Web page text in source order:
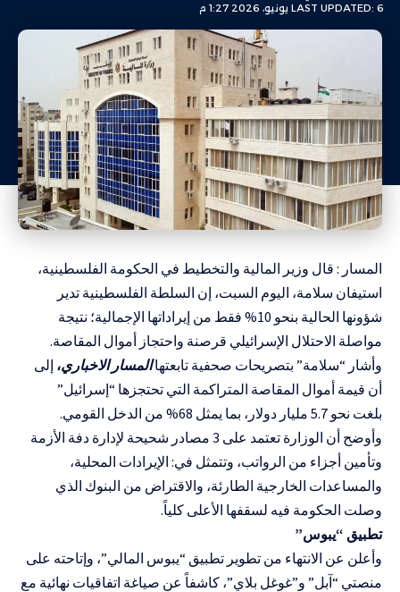
LAST UPDATED: 6 يونيو، 2026 1:27 م
المسار : قال وزير المالية والتخطيط في الحكومة الفلسطينية،
استيفان سلامة، اليوم السبت، إن السلطة الفلسطينية تدير
شؤونها الحالية بنحو 10% فقط من إيراداتها الإجمالية؛ نتيجة
مواصلة الاحتلال الإسرائيلي قرصنة واحتجاز أموال المقاصة.
وأشار “سلامة” بتصريحات صحفية تابعتهاالمسار الاخباري، إلى
أن قيمة أموال المقاصة المتراكمة التي تحتجزها “إسرائيل”
بلغت نحو 5.7 مليار دولار، بما يمثل 68% من الدخل القومي.
وأوضح أن الوزارة تعتمد على 3 مصادر شحيحة لإدارة دفة الأزمة
وتأمين أجزاء من الرواتب، وتتمثل في: الإيرادات المحلية،
والمساعدات الخارجية الطارئة، والاقتراض من البنوك الذي
وصلت الحكومة فيه لسقفها الأعلى كلياً.
تطبيق “يبوس”
وأعلن عن الانتهاء من تطوير تطبيق “يبوس المالي”، وإتاحته على
منصتي “آبل” و”غوغل بلاي”، كاشفاً عن صياغة اتفاقيات نهائية مع